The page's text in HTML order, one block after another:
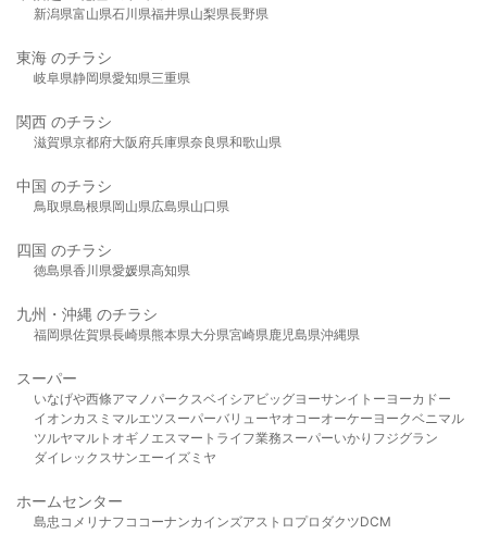
新潟県富山県石川県福井県山梨県長野県
東海 のチラシ
岐阜県静岡県愛知県三重県
関西 のチラシ
滋賀県京都府大阪府兵庫県奈良県和歌山県
中国 のチラシ
鳥取県島根県岡山県広島県山口県
四国 のチラシ
徳島県香川県愛媛県高知県
九州・沖縄 のチラシ
福岡県佐賀県長崎県熊本県大分県宮崎県鹿児島県沖縄県
スーパー
いなげや西條アマノパークスベイシア ビッグヨーサンイトーヨーカドー
イオンカスミ マルエツスーパーバリューヤオコーオーケー ヨークベニマル
ツルヤマルト オギノ エスマート ライフ業務スーパーいかり フジグラン
ダイレックスサンエーイズミヤ
ホームセンター
島忠 コメリ ナフコ コーナンカインズアストロプロダクツDCM